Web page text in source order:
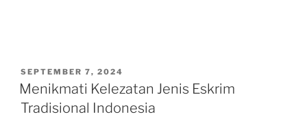
POSTED
ON
SEPTEMBER 7, 2024
Menikmati Kelezatan Jenis Eskrim
Tradisional Indonesia